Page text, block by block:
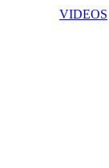
VIDEOS